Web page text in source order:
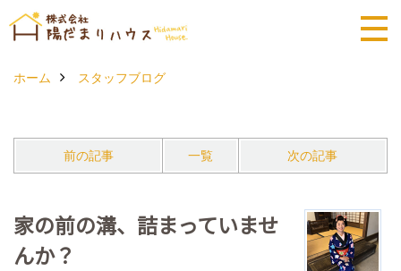
ホーム スタッフブログ
前の記事 一覧 次の記事
家の前の溝、詰まっていませ
んか？